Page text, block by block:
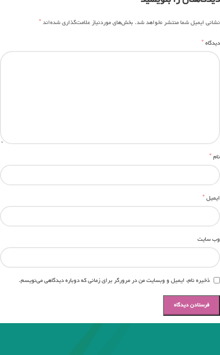
نشانی ایمیل شما منتشر نخواهد شد.بخش‌های موردنیاز علامت‌گذاری شده‌اند*
دیدگاه*
نام*
ایمیل*
وب‌ سایت
ذخیره نام، ایمیل و وبسایت من در مرورگر برای زمانی که دوباره دیدگاهی می‌نویسم.